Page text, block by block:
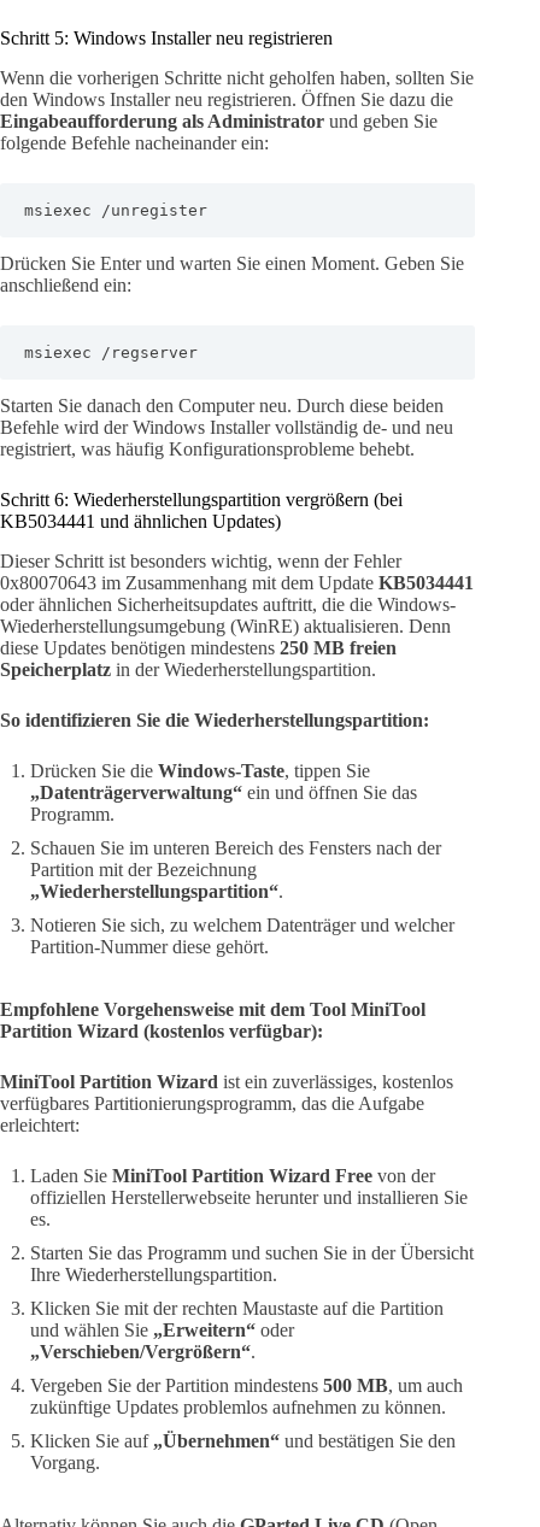
Schritt 5: Windows Installer neu registrieren
Wenn die vorherigen Schritte nicht geholfen haben, sollten Sie
den Windows Installer neu registrieren. Öffnen Sie dazu die
Eingabeaufforderung als Administrator und geben Sie
folgende Befehle nacheinander ein:
msiexec /unregister
Drücken Sie Enter und warten Sie einen Moment. Geben Sie
anschließend ein:
msiexec /regserver
Starten Sie danach den Computer neu. Durch diese beiden
Befehle wird der Windows Installer vollständig de- und neu
registriert, was häufig Konfigurationsprobleme behebt.
Schritt 6: Wiederherstellungspartition vergrößern (bei
KB5034441 und ähnlichen Updates)
Dieser Schritt ist besonders wichtig, wenn der Fehler
0x80070643 im Zusammenhang mit dem Update KB5034441
oder ähnlichen Sicherheitsupdates auftritt, die die Windows-
Wiederherstellungsumgebung (WinRE) aktualisieren. Denn
diese Updates benötigen mindestens 250 MB freien
Speicherplatz in der Wiederherstellungspartition.
So identifizieren Sie die Wiederherstellungspartition:
Drücken Sie die Windows-Taste, tippen Sie
„Datenträgerverwaltung“ ein und öffnen Sie das
Programm.
Schauen Sie im unteren Bereich des Fensters nach der
Partition mit der Bezeichnung
„Wiederherstellungspartition“.
Notieren Sie sich, zu welchem Datenträger und welcher
Partition-Nummer diese gehört.
Empfohlene Vorgehensweise mit dem Tool MiniTool
Partition Wizard (kostenlos verfügbar):
MiniTool Partition Wizard ist ein zuverlässiges, kostenlos
verfügbares Partitionierungsprogramm, das die Aufgabe
erleichtert:
Laden Sie MiniTool Partition Wizard Free von der
offiziellen Herstellerwebseite herunter und installieren Sie
es.
Starten Sie das Programm und suchen Sie in der Übersicht
Ihre Wiederherstellungspartition.
Klicken Sie mit der rechten Maustaste auf die Partition
und wählen Sie „Erweitern“ oder
„Verschieben/Vergrößern“.
Vergeben Sie der Partition mindestens 500 MB, um auch
zukünftige Updates problemlos aufnehmen zu können.
Klicken Sie auf „Übernehmen“ und bestätigen Sie den
Vorgang.